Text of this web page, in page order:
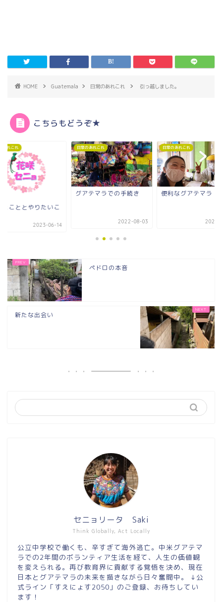
HOME Guatemala 日常のあれこれ 引っ越しました。
こちらもどうぞ★
あれこれ
マラでの手続き
2022-08-03
日常のあれこれ
便利なグアテマラ
2021-10-12
日常のあれこれ
銀行口座ができるま
2022-
ペドロの本音
新たな出会い
Think Globally, Act Locally
セニョリータ Saki
公立中学校で働くも、辛すぎて海外逃亡。中米グアテマ
ラでの2年間のボランティア生活を経て、人生の価値観
を変えられる。再び教育界に貢献する覚悟を決め、現在
日本とグアテマラの未来を描きながら日々奮闘中。 ↓公
式ライン「すえにょす2050」のご登録、お待ちしてい
ます！